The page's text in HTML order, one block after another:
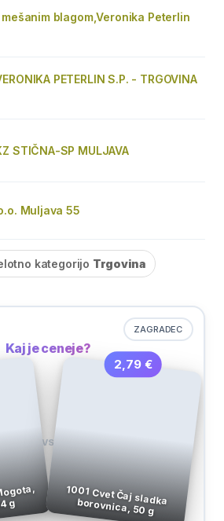
blagom,Veronika Peterlin
PETERLIN S.P. - TRGOVINA
STIČNA-SP MULJAVA
Muljava 55
kategorijo Trgovina
ZAGRADEC
Kaj je ceneje?
g
VS
2,79 €
1001 Cvet Čaj sladka borovnica, 50 g